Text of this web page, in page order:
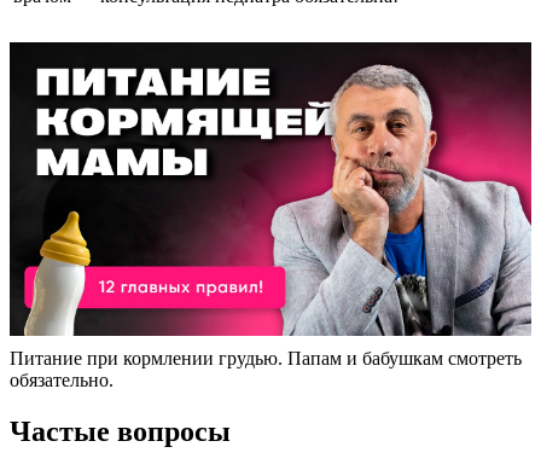
Питание при кормлении грудью. Папам и бабушкам смотреть
обязательно.
Частые вопросы